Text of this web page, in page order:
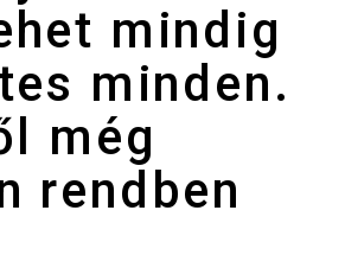
mindig
minden.
még
rendben